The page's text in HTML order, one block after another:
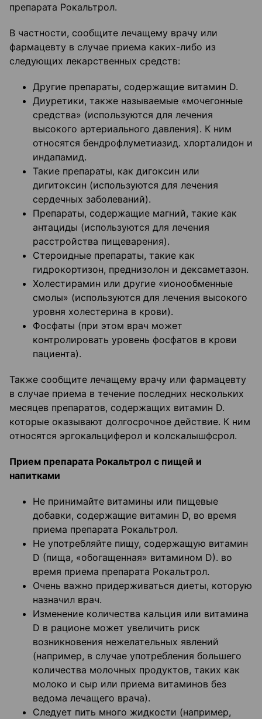
препарата Рокальтрол.
В частности, сообщите лечащему врачу или
фармацевту в случае приема каких-либо из
следующих лекарственных средств:
Другие препараты, содержащие витамин D.
Диуретики, также называемые «мочегонные
средства» (используются для лечения
высокого артериального давления). К ним
относятся бендрофлуметиазид. хлорталидон и
индапамид.
Такие препараты, как дигоксин или
дигитоксин (используются для лечения
сердечных заболеваний).
Препараты, содержащие магний, такие как
антациды (используются для лечения
расстройства пищеварения).
Стероидные препараты, такие как
гидрокортизон, преднизолон и дексаметазон.
Холестирамин или другие «ионообменные
смолы» (используются для лечения высокого
уровня холестерина в крови).
Фосфаты (при этом врач может
контролировать уровень фосфатов в крови
пациента).
Также сообщите лечащему врачу или фармацевту
в случае приема в течение последних нескольких
месяцев препаратов, содержащих витамин D.
которые оказывают долгосрочное действие. К ним
относятся эргокальциферол и колскалышфсрол.
Прием препарата Рокальтрол с пищей и
напитками
Не принимайте витамины или пищевые
добавки, содержащие витамин D, во время
приема препарата Рокальтрол.
Не употребляйте пищу, содержащую витамин
D (пища, «обогащенная» витамином D). во
время приема препарата Рокальтрол.
Очень важно придерживаться диеты, которую
назначил врач.
Изменение количества кальция или витамина
D в рационе может увеличить риск
возникновения нежелательных явлений
(например, в случае употребления большего
количества молочных продуктов, таких как
молоко и сыр или приема витаминов без
ведома лечащего врача).
Следует пить много жидкости (например,